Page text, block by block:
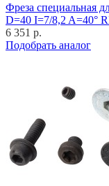
Фреза специальная
D=40 I=7/8,2 A=40°
6 351 р.
Подобрать аналог